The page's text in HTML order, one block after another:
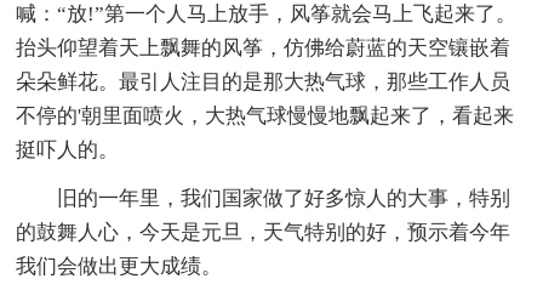
喊：“放!”第一个人马上放手，风筝就会马上飞起来了。
抬头仰望着天上飘舞的风筝，仿佛给蔚蓝的天空镶嵌着
朵朵鲜花。最引人注目的是那大热气球，那些工作人员
不停的'朝里面喷火，大热气球慢慢地飘起来了，看起来
挺吓人的。
旧的一年里，我们国家做了好多惊人的大事，特别
的鼓舞人心，今天是元旦，天气特别的好，预示着今年
我们会做出更大成绩。